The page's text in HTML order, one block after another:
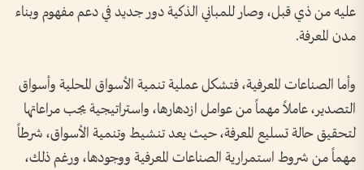
عليه من ذي قبل، وصار للمباني الذكية دور جديد في دعم مفهوم وبناء
مدن المعرفة.
وأما الصناعات المعرفية، فتشكل عملية تنمية الأسواق المحلية وأسواق
التصدير، عاملاً مهماً من عوامل ازدهارها، واستراتيجية يجب مراعاتها
لتحقيق حالة تسليع المعرفة، حيث يعد تنشيط وتنمية الأسواق، شرطاً
مهماً من شروط استمرارية الصناعات المعرفية ووجودها، ورغم ذلك،